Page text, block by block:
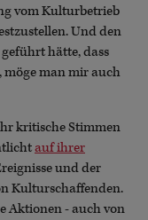
vom Kulturbetrieb
Und den
hätte, dass
man mir auch
kritische Stimmen
auf ihrer
und der
Kulturschaffenden.
Aktionen - auch von